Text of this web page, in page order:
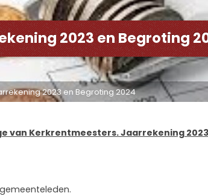
2023 en Begroting
2023 en Begroting 2024
van Kerkrentmeesters. Jaarrekening